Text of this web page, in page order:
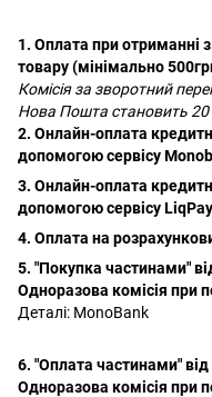
1. Оплата при отриманні
товару (мінімально
Комісія за зворотний
Нова Пошта становить 20
2. Онлайн-оплата
допомогою сервісу
3. Онлайн-оплата
допомогою сервісу LiqPay
4. Оплата на
5. "Покупка частинами"
Одноразова комісія при
Деталі: MonoBank
6. "Оплата частинами"
Одноразова комісія при